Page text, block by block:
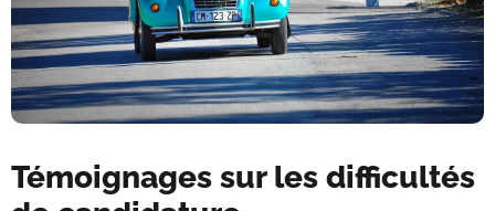
Témoignages sur les difficultés